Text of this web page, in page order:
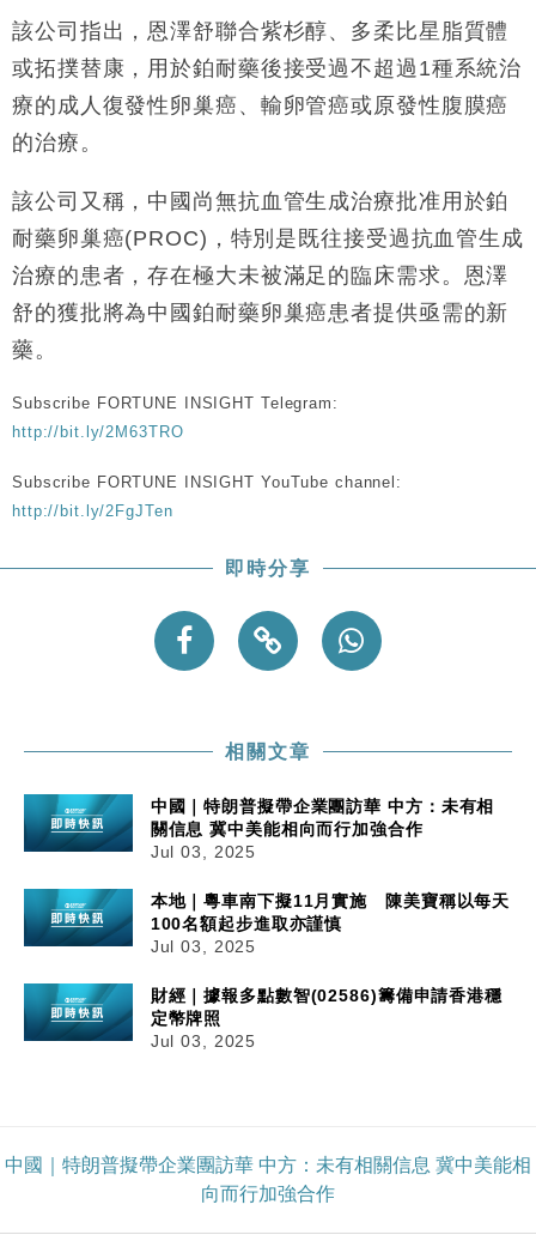
14:49
財經｜大摩削老鋪黃金目標價至505元 惟維持「增
持」評級
13:49
本地｜華嫂冰室太子店涉提供失實資料 遭禁申請輸入
機
18:31
財經｜華僑銀行上半年淨利創新高 中期息增15%至
47仙
17:33
財經｜滙豐上調香港今年GDP預測至4.5% 看好貿易
及消費表現
16:47
16:05
財經｜日經失守6.5萬點後回穩 全周仍升近2%
該公司指出，恩澤舒聯合紫杉醇、多柔比星脂質體
或拓撲替康，用於鉑耐藥後接受過不超過1種系統治
療的成人復發性卵巢癌、輸卵管癌或原發性腹膜癌
的治療。
該公司又稱，中國尚無抗血管生成治療批准用於鉑
耐藥卵巢癌(PROC)，特別是既往接受過抗血管生成
治療的患者，存在極大未被滿足的臨床需求。恩澤
舒的獲批將為中國鉑耐藥卵巢癌患者提供亟需的新
藥。
Subscribe FORTUNE INSIGHT Telegram:
http://bit.ly/2M63TRO
Subscribe FORTUNE INSIGHT YouTube channel:
http://bit.ly/2FgJTen
即時分享
相關文章
中國｜特朗普擬帶企業團訪華 中方：未有相
關信息 冀中美能相向而行加強合作
Jul 03, 2025
本地｜粵車南下擬11月實施 陳美寶稱以每天
100名額起步進取亦謹慎
Jul 03, 2025
財經｜據報多點數智(02586)籌備申請香港穩
定幣牌照
Jul 03, 2025
中國｜特朗普擬帶企業團訪華 中方：未有相關信息 冀中美能相
向而行加強合作